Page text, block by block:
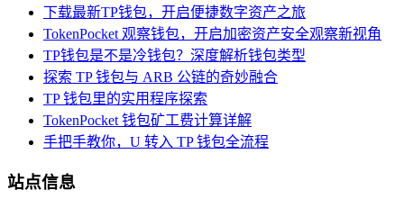
下载最新TP钱包，开启便捷数字资产之旅
TokenPocket 观察钱包，开启加密资产安全观察新视角
TP钱包是不是冷钱包？深度解析钱包类型
探索 TP 钱包与 ARB 公链的奇妙融合
TP 钱包里的实用程序探索
TokenPocket 钱包矿工费计算详解
手把手教你，U 转入 TP 钱包全流程
站点信息